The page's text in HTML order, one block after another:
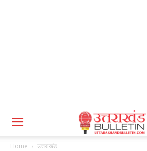
Home उत्तराखंड